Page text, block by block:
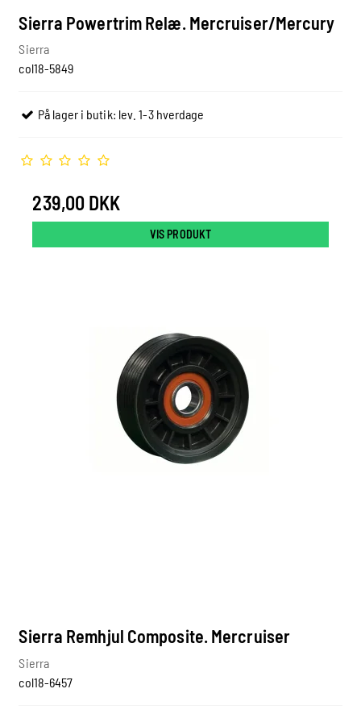
Sierra Powertrim Relæ. Mercruiser/Mercury
Sierra
col18-5849
På lager i butik: lev. 1-3 hverdage
239,00 DKK
VIS PRODUKT
Sierra Remhjul Composite. Mercruiser
Sierra
col18-6457